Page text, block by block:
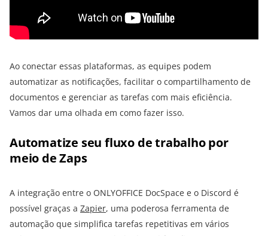
Ao conectar essas plataformas, as equipes podem
automatizar as notificações, facilitar o compartilhamento de
documentos e gerenciar as tarefas com mais eficiência.
Vamos dar uma olhada em como fazer isso.
Automatize seu fluxo de trabalho por
meio de Zaps
A integração entre o ONLYOFFICE DocSpace e o Discord é
possível graças a Zapier, uma poderosa ferramenta de
automação que simplifica tarefas repetitivas em vários